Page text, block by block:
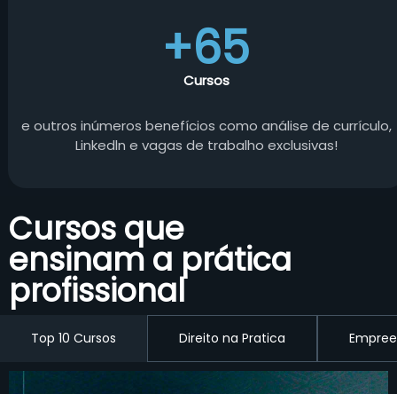
+65
Cursos
e outros inúmeros benefícios como análise de currículo,
Linkedln e vagas de trabalho exclusivas!
Cursos que
ensinam a prática
profissional
Top 10 Cursos Direito na Pratica